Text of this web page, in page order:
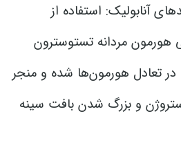
آنابولیک: استفاده از
مردانه تستوسترون
در تعادل هورمون‌ها شده و منجر
و بزرگ شدن بافت سینه